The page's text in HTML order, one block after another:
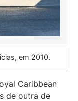
em 2010.
Caribbean
de outra de